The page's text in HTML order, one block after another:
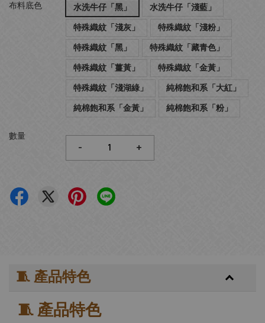
布料底色 水洗牛仔「黑」
水洗牛仔「淺藍」
特殊織紋「淺灰」
特殊織紋「淺粉」
特殊織紋「黑」
特殊織紋「藏青色」
特殊織紋「薑黃」
特殊織紋「金黃」
特殊織紋「淺湖綠」
純棉飽和系「大紅」
純棉飽和系「金黃」
純棉飽和系「粉」
數量
- +
🧵 產品特色
🧵 產品特色